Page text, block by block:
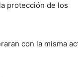
protección de los
con la misma